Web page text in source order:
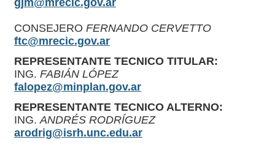
gjm@mrecic.gov.ar
CONSEJERO FERNANDO CERVETTO
ftc@mrecic.gov.ar
REPRESENTANTE TECNICO TITULAR:
ING. FABIÁN LÓPEZ
falopez@minplan.gov.ar
REPRESENTANTE TECNICO ALTERNO:
ING.ANDRÉS RODRÍGUEZ
arodrig@isrh.unc.edu.ar